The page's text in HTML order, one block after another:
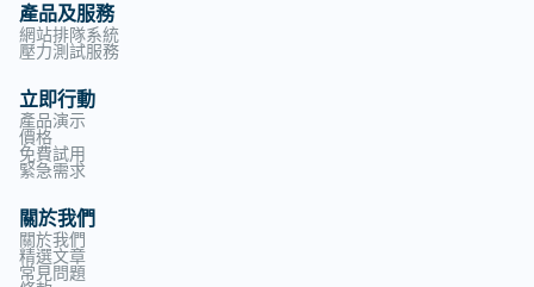
產品及服務
網站排隊系統
壓力測試服務
立即行動
產品演示
價格
免費試用
緊急需求
關於我們
關於我們
精選文章
常見問題